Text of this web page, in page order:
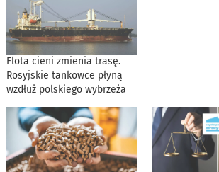
Flota cieni zmienia trasę.
Rosyjskie tankowce płyną
wzdłuż polskiego wybrzeża